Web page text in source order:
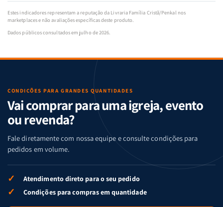
Estes indicadores representam a reputação da Livraria Família Cristã/Penkal nos
marketplaces e não avaliações específicas deste produto.
Dados públicos consultados em julho de 2026.
CONDIÇÕES PARA GRANDES QUANTIDADES
Vai comprar para uma igreja, evento
ou revenda?
Fale diretamente com nossa equipe e consulte condições para
pedidos em volume.
✓ Atendimento direto para o seu pedido
✓ Condições para compras em quantidade